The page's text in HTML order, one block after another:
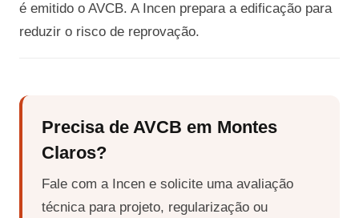
é emitido o AVCB. A Incen prepara a edificação para
reduzir o risco de reprovação.
Precisa de AVCB em Montes
Claros?
Fale com a Incen e solicite uma avaliação
técnica para projeto, regularização ou